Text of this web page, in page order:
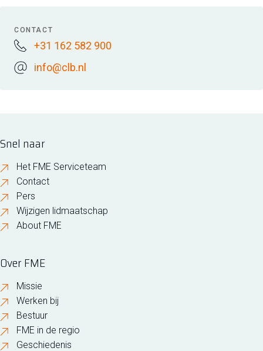
CONTACT
+31 162 582 900
info@clb.nl
Snel naar
Het FME Serviceteam
Contact
Pers
Wijzigen lidmaatschap
About FME
Over FME
Missie
Werken bij
Bestuur
FME in de regio
Geschiedenis